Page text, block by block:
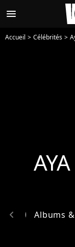
menu
Accueil Célébrités
Albums
chevron_left